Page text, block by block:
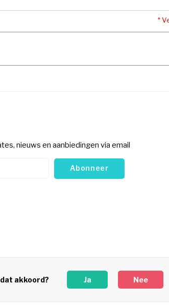
*
nieuws en aanbiedingen via email
Abonneer
akkoord? Ja Nee